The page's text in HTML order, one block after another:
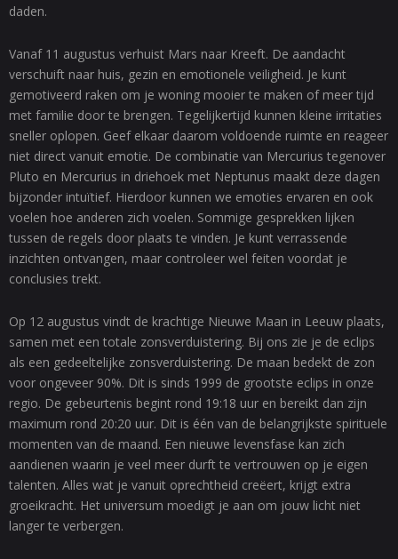
daden.
Vanaf 11 augustus verhuist Mars naar Kreeft. De aandacht
verschuift naar huis, gezin en emotionele veiligheid. Je kunt
gemotiveerd raken om je woning mooier te maken of meer tijd
met familie door te brengen. Tegelijkertijd kunnen kleine irritaties
sneller oplopen. Geef elkaar daarom voldoende ruimte en reageer
niet direct vanuit emotie. De combinatie van Mercurius tegenover
Pluto en Mercurius in driehoek met Neptunus maakt deze dagen
bijzonder intuïtief. Hierdoor kunnen we emoties ervaren en ook
voelen hoe anderen zich voelen. Sommige gesprekken lijken
tussen de regels door plaats te vinden. Je kunt verrassende
inzichten ontvangen, maar controleer wel feiten voordat je
conclusies trekt.
Op 12 augustus vindt de krachtige Nieuwe Maan in Leeuw plaats,
samen met een totale zonsverduistering. Bij ons zie je de eclips
als een gedeeltelijke zonsverduistering. De maan bedekt de zon
voor ongeveer 90%. Dit is sinds 1999 de grootste eclips in onze
regio. De gebeurtenis begint rond 19:18 uur en bereikt dan zijn
maximum rond 20:20 uur. Dit is één van de belangrijkste spirituele
momenten van de maand. Een nieuwe levensfase kan zich
aandienen waarin je veel meer durft te vertrouwen op je eigen
talenten. Alles wat je vanuit oprechtheid creëert, krijgt extra
groeikracht. Het universum moedigt je aan om jouw licht niet
langer te verbergen.